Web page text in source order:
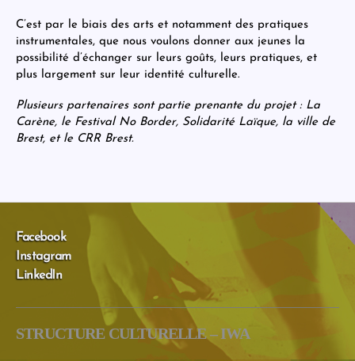
C’est par le biais des arts et notamment des pratiques
instrumentales, que nous voulons donner aux jeunes la
possibilité d’échanger sur leurs goûts, leurs pratiques, et
plus largement sur leur identité culturelle.
Plusieurs partenaires sont partie prenante du projet : La
Carène, le Festival No Border, Solidarité Laïque, la ville de
Brest, et le CRR Brest.
Facebook
Instagram
LinkedIn
STRUCTURE CULTURELLE – IWA